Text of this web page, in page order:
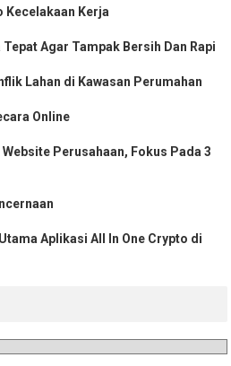
Kerja
Agar Tampak Bersih Dan Rapi
Lahan di Kawasan Perumahan
Online
Perusahaan, Fokus Pada 3
Aplikasi All In One Crypto di